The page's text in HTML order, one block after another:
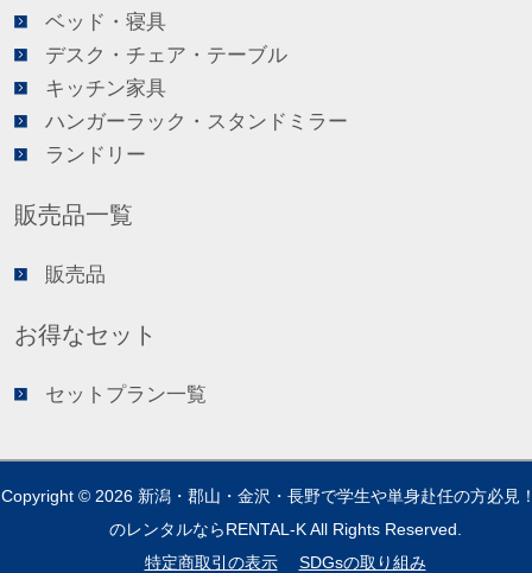
ベッド・寝具
デスク・チェア・テーブル
キッチン家具
ハンガーラック・スタンドミラー
ランドリー
販売品一覧
販売品
お得なセット
セットプラン一覧
Copyright © 2026 新潟・郡山・金沢・長野で学生や単身赴任の方必見
のレンタルならRENTAL-KAll Rights Reserved.
特定商取引の表示
SDGsの取り組み